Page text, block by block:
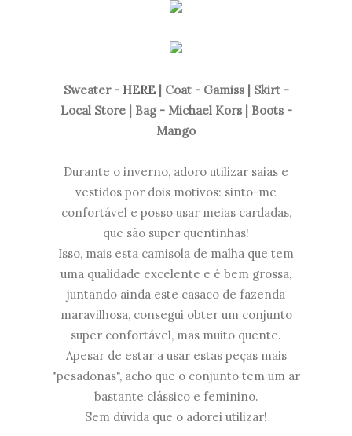
Sweater - HERE | Coat - Gamiss | Skirt -
Local Store | Bag - Michael Kors | Boots -
Mango
Durante o inverno, adoro utilizar saias e
vestidos por dois motivos: sinto-me
confortável e posso usar meias cardadas,
que são super quentinhas!
Isso, mais esta camisola de malha que tem
uma qualidade excelente e é bem grossa,
juntando ainda este casaco de fazenda
maravilhosa, consegui obter um conjunto
super confortável, mas muito quente.
Apesar de estar a usar estas peças mais
"pesadonas", acho que o conjunto tem um ar
bastante clássico e feminino.
Sem dúvida que o adorei utilizar!